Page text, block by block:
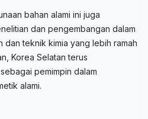
bahan alami ini juga
dan pengembangan dalam
dan teknik kimia yang lebih ramah
Korea Selatan terus
pemimpin dalam
alami.